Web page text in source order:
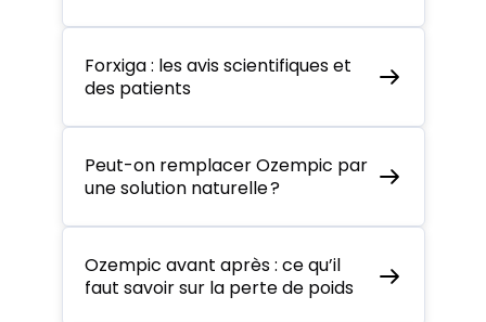
Forxiga : les avis scientifiques et
des patients
Peut-on remplacer Ozempic par
une solution naturelle ?
Ozempic avant après : ce qu’il
faut savoir sur la perte de poids